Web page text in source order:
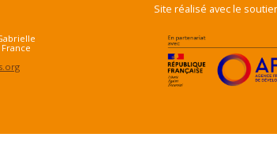
Site réalisé avec le